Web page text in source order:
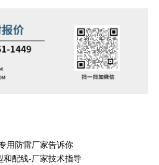
用防雷厂家告诉你
配线-厂家技术指导